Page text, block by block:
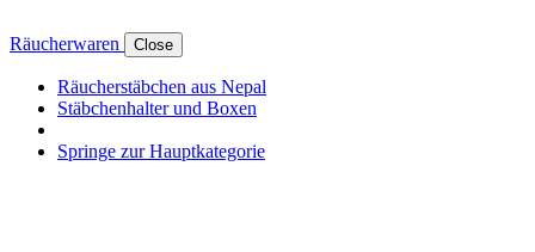
Räucherwaren Close
Räucherstäbchen aus Nepal
Stäbchenhalter und Boxen
Springe zur Hauptkategorie